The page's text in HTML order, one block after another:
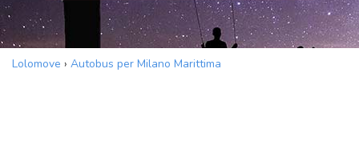
Lolomove › Autobus per Milano Marittima